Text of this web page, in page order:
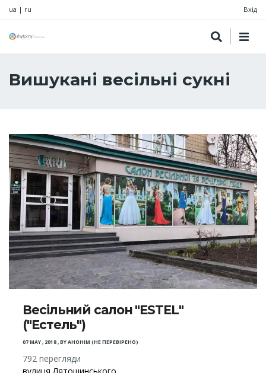
ua | ru Вхід
Вишукані весільні сукні
Весільний салон "ESTEL"
("Естель")
07 MAY , 2018,BYАНОНІМ (НЕ ПЕРЕВІРЕНО)
792 перегляди